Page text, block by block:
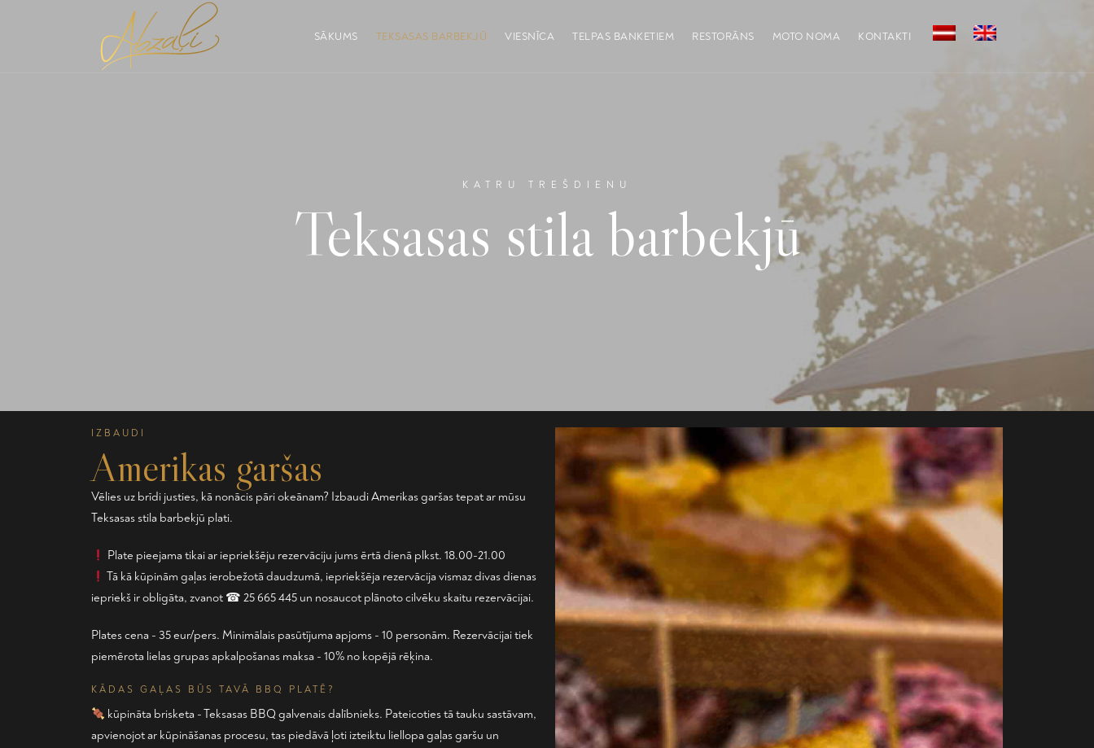
SĀKUMS TEKSASAS BARBEKJŪ VIESNĪCA TELPAS BANKETIEM RESTORĀNS MOTO NOMA KONTAKTI
KATRU TREŠDIENU
Teksasas stila barbekjū
IZBAUDI
Amerikas garšas
Vēlies uz brīdi justies, kā nonācis pāri okeānam? Izbaudi Amerikas garšas tepat ar mūsu
Teksasas stila barbekjū plati.
Plate pieejama tikai ar iepriekšēju rezervāciju jums ērtā dienā plkst. 18.00-21.00
Tā kā kūpinām gaļas ierobežotā daudzumā, iepriekšēja rezervācija vismaz divas dienas
iepriekš ir obligāta, zvanot ☎ 25 665 445 un nosaucot plānoto cilvēku skaitu rezervācijai.
Plates cena - 35 eur/pers. Minimālais pasūtījuma apjoms - 10 personām. Rezervācijai tiek
piemērota lielas grupas apkalpošanas maksa - 10% no kopējā rēķina.
KĀDAS GAĻAS BŪS TAVĀ BBQ PLATĒ?
kūpināta brisketa - Teksasas BBQ galvenais dalībnieks. Pateicoties tā tauku sastāvam,
apvienojot ar kūpināšanas procesu, tas piedāvā ļoti izteiktu liellopa gaļas garšu un